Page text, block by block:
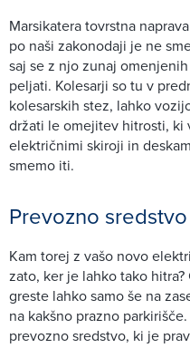
Marsikatera tovrstna
po naši zakonodaji je ne
saj se z njo zunaj
peljati. Kolesarji so tu v
kolesarskih stez, lahko
držati le omejitev hitrosti, ki
električnimi skiroji in
smemo iti.
Prevozno
Kam torej z vašo novo
zato, ker je lahko tako
greste lahko samo še na
na kakšno prazno
prevozno sredstvo, ki je